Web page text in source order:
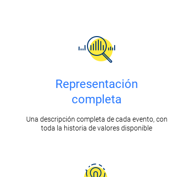
Representación
completa
Una descripción completa de cada evento, con
toda la historia de valores disponible